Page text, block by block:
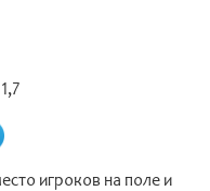
игроков на поле и